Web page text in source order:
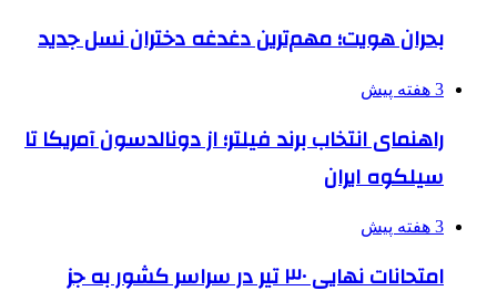
بحران هویت؛ مهم‌ترین دغدغه دختران نسل جدید
3 هفته پیش
راهنمای انتخاب برند فیلتر؛ از دونالدسون آمریکا تا
سیلکوه ایران
3 هفته پیش
امتحانات نهایی ۳۰ تیر در سراسر کشور به جز